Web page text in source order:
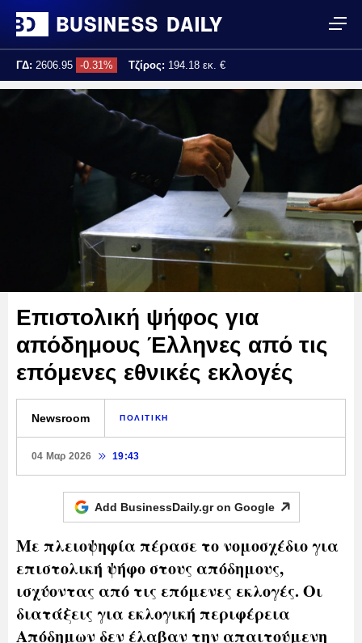
ΓΔ: 2606.95 -0.31% Τζίρος: 194.18 εκ. €
Τελ. ενημέρωση: 17:25:00
Επιστολική ψήφος για
απόδημους Έλληνες από τις
επόμενες εθνικές εκλογές
Newsroom ΠΟΛΙΤΙΚΗ
04 Μαρ 2026 19:43
Add BusinessDaily.gr on Google
Με πλειοψηφία πέρασε το νομοσχέδιο για
επιστολική ψήφο στους απόδημους,
ισχύοντας από τις επόμενες εκλογές. Οι
διατάξεις για εκλογική περιφέρεια
Απόδημων δεν έλαβαν την απαιτούμενη